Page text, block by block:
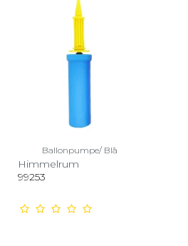
Ballonpumpe/ Blå
Himmelrum
99253